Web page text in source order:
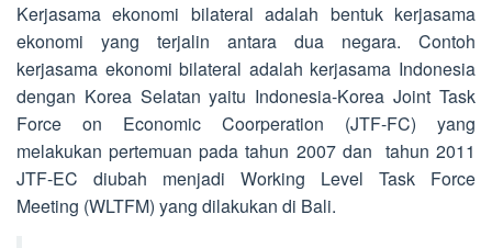
Kerjasama ekonomi bilateral adalah bentuk kerjasama
ekonomi yang terjalin antara dua negara. Contoh
kerjasama ekonomi bilateral adalah kerjasama Indonesia
dengan Korea Selatan yaitu Indonesia-Korea Joint Task
Force on Economic Coorperation (JTF-FC) yang
melakukan pertemuan pada tahun 2007 dan tahun 2011
JTF-EC diubah menjadi Working Level Task Force
Meeting (WLTFM) yang dilakukan di Bali.